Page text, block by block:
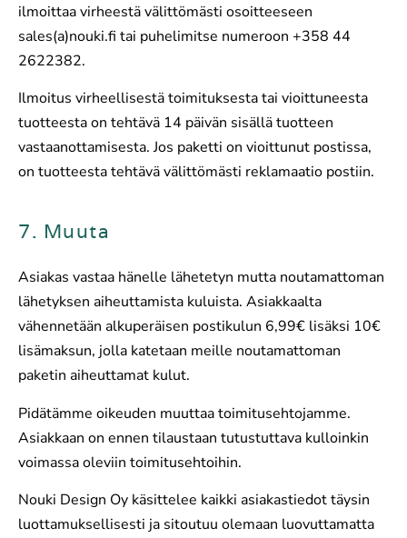
ilmoittaa virheestä välittömästi osoitteeseen
sales(a)nouki.fi tai puhelimitse numeroon +358 44
2622382.
Ilmoitus virheellisestä toimituksesta tai vioittuneesta
tuotteesta on tehtävä 14 päivän sisällä tuotteen
vastaanottamisesta. Jos paketti on vioittunut postissa,
on tuotteesta tehtävä välittömästi reklamaatio postiin.
7. Muuta
Asiakas vastaa hänelle lähetetyn mutta noutamattoman
lähetyksen aiheuttamista kuluista. Asiakkaalta
vähennetään alkuperäisen postikulun 6,99€ lisäksi 10€
lisämaksun, jolla katetaan meille noutamattoman
paketin aiheuttamat kulut.
Pidätämme oikeuden muuttaa toimitusehtojamme.
Asiakkaan on ennen tilaustaan tutustuttava kulloinkin
voimassa oleviin toimitusehtoihin.
Nouki Design Oy käsittelee kaikki asiakastiedot täysin
luottamuksellisesti ja sitoutuu olemaan luovuttamatta